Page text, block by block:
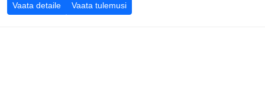
Vaata detaile Vaata tulemusi